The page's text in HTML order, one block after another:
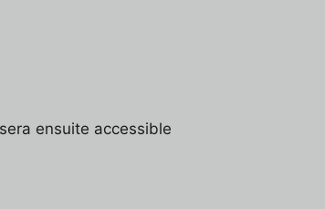
sera ensuite accessible